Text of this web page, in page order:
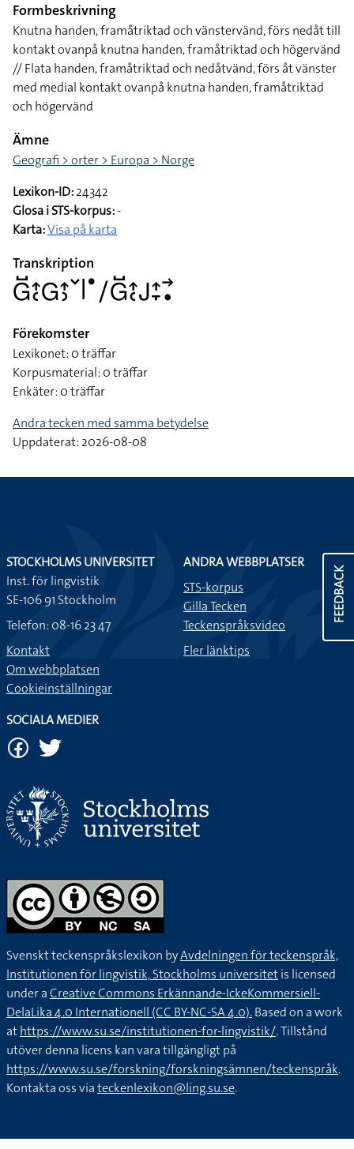
Formbeskrivning
Knutna handen, framåtriktad och vänstervänd, förs nedåt till
kontakt ovanpå knutna handen, framåtriktad och högervänd
// Flata handen, framåtriktad och nedåtvänd, förs åt vänster
med medial kontakt ovanpå knutna handen, framåtriktad
och högervänd
Ämne
Geografi > orter > Europa > Norge
Lexikon-ID:24342
Glosa i STS-korpus:-
Karta:Visa på karta
Transkription
􌤦􌤹􌤴􌥗􌤦􌤴􌤶􌥧􌥼􌤟􌥠􌤦􌤹􌤴􌥗􌤢􌤴􌥙􌥣􌥡
Förekomster
Lexikonet: 0 träffar
Korpusmaterial: 0 träffar
Enkäter: 0 träffar
Andra tecken med samma betydelse
Uppdaterat: 2026-08-08
FEEDBACK
STOCKHOLMS UNIVERSITET
Inst. för lingvistik
SE-106 91 Stockholm
Telefon: 08-16 23 47
Kontakt
Om webbplatsen
Cookieinställningar
ANDRA WEBBPLATSER
STS-korpus
Gilla Tecken
Teckenspråksvideo
Fler länktips
SOCIALA MEDIER
Svenskt teckenspråkslexikon byAvdelningen för teckenspråk,
Institutionen för lingvistik, Stockholms universitetis licensed
under aCreative Commons Erkännande-IckeKommersiell-
DelaLika 4.0 Internationell (CC BY-NC-SA 4.0).Based on a work
athttps://www.su.se/institutionen-for-lingvistik/. Tillstånd
utöver denna licens kan vara tillgängligt på
https://www.su.se/forskning/forskningsämnen/teckenspråk.
Kontakta oss viateckenlexikon@ling.su.se.